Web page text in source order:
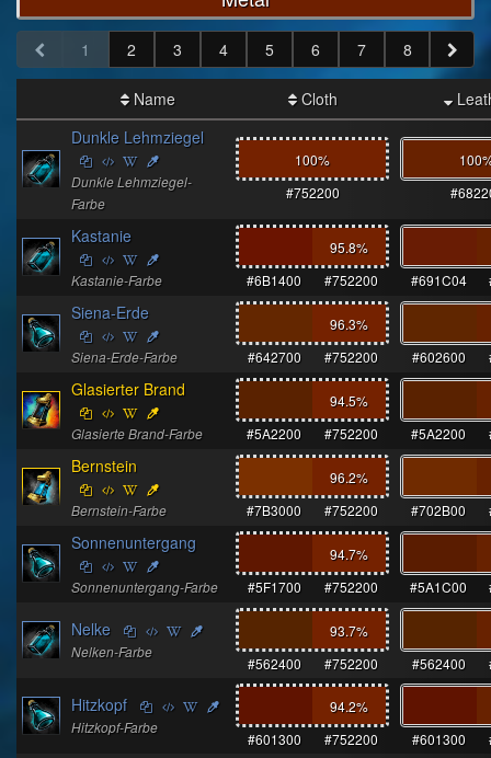
1 2 3 4 5 6 7 8
Name Cloth
Dunkle Lehmziegel
Dunkle Lehmziegel-
Farbe
100%
#752200
Kastanie
Kastanie-Farbe
95.8%
#6B1400
#752200 #691C04
Siena-Erde
Siena-Erde-Farbe
96.3%
#642700
#752200 #602600
Glasierter Brand
Glasierte Brand-Farbe
94.5%
#5A2200
#752200 #5A2200
Bernstein
Bernstein-Farbe
96.2%
#7B3000
#752200 #702B00
Sonnenuntergang
Sonnenuntergang-Farbe
94.7%
#5F1700
#752200 #5A1C00
Nelke
Nelken-Farbe
93.7%
#562400
#752200 #562400
Hitzkopf
Hitzkopf-Farbe
94.2%
#601300
#752200 #601300